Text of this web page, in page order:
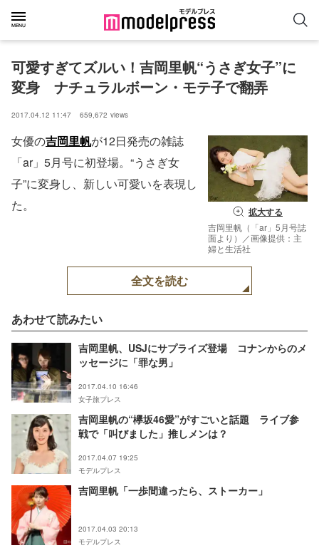
可愛すぎてズルい！吉岡里帆“うさぎ女子”に
変身　ナチュラルボーン・モテ子で翻弄
2017.04.12 11:47 659,672 views
拡大する
吉岡里帆（「ar」5月号誌
面より）／画像提供：主
婦と生活社
女優の吉岡里帆が12日発売の雑誌
「ar」5月号に初登場。“うさぎ女
子”に変身し、新しい可愛いを表現し
た。
全文を読む
あわせて読みたい
吉岡里帆、USJにサプライズ登場 コナンからのメ
ッセージに「罪な男」
2017.04.10 16:46
女子旅プレス
吉岡里帆の“欅坂46愛”がすごいと話題 ライブ参
戦で「叫びました」推しメンは？
2017.04.07 19:25
モデルプレス
吉岡里帆「一歩間違ったら、ストーカー」
2017.04.03 20:13
モデルプレス